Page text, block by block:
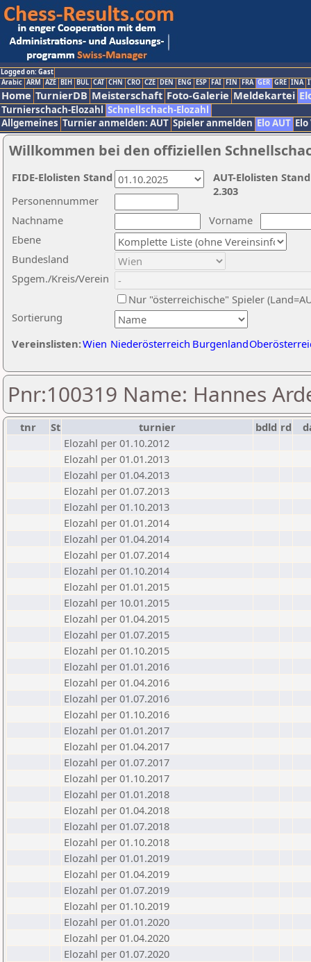
Logged on: Gast
Arabic ARM AZE BIH BUL CAT CHN CRO CZE DEN ENG ESP FAI FIN FRA GER GRE INA
Home TurnierDB Meisterschaft Foto-Galerie Meldekartei
Turnierschach-Elozahl Schnellschach-Elozahl
Allgemeines Turnier anmelden: AUT Spieler anmelden Elo AUT
Willkommen bei den offiziellen
Nachname
Vorname
Ebene
Sortierung
Personennummer
Bundesland
Spgem./Kreis/Verein
Nur "österreichische" Spieler
Vereinslisten:Wien Niederösterreich Burgenland
AUT-Elolisten
2.303
FIDE-Elolisten Stand
Pnr:100319 Name: Hannes
tnr St turnier bdld rd
Elozahl per 01.10.2012
Elozahl per 01.01.2013
Elozahl per 01.04.2013
Elozahl per 01.07.2013
Elozahl per 01.10.2013
Elozahl per 01.01.2014
Elozahl per 01.04.2014
Elozahl per 01.07.2014
Elozahl per 01.10.2014
Elozahl per 01.01.2015
Elozahl per 10.01.2015
Elozahl per 01.04.2015
Elozahl per 01.07.2015
Elozahl per 01.10.2015
Elozahl per 01.01.2016
Elozahl per 01.04.2016
Elozahl per 01.07.2016
Elozahl per 01.10.2016
Elozahl per 01.01.2017
Elozahl per 01.04.2017
Elozahl per 01.07.2017
Elozahl per 01.10.2017
Elozahl per 01.01.2018
Elozahl per 01.04.2018
Elozahl per 01.07.2018
Elozahl per 01.10.2018
Elozahl per 01.01.2019
Elozahl per 01.04.2019
Elozahl per 01.07.2019
Elozahl per 01.10.2019
Elozahl per 01.01.2020
Elozahl per 01.04.2020
Elozahl per 01.07.2020